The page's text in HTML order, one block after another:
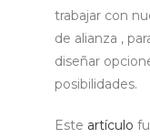
trabajar con
de alianza ,
diseñar
posibilidades.
Este artículo